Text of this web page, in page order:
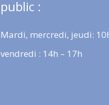
public :
Mardi, mercredi, jeudi:
vendredi : 14h – 17h